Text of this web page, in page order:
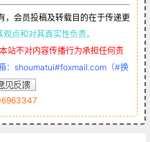
，会员投稿及转载目的在于传递更
点和对其真实性负责。
本站不对内容传播行为承担任何责
：shoumatui#foxmail.com（#换